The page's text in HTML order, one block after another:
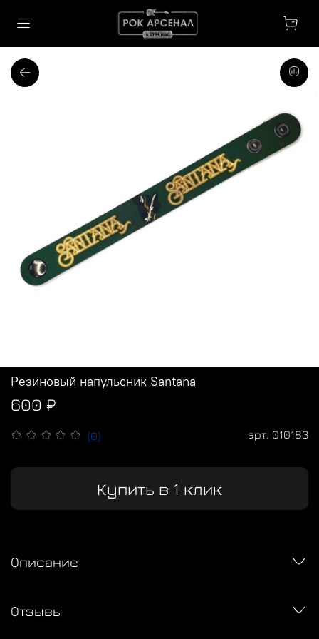
(0) арт. 010183
Резиновый напульсник Santana
600 ₽
Купить в 1 клик
Описание
Отзывы